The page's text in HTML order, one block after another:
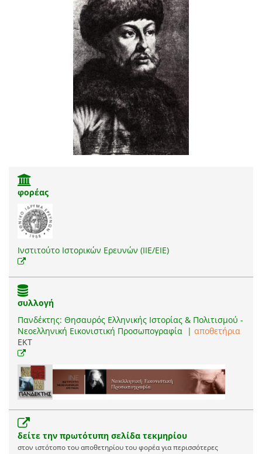
φορέας
Ινστιτούτο Ιστορικών Ερευνών (ΙΙΕ/ΕΙΕ)
συλλογή
Πανδέκτης: Θησαυρός Ελληνικής Ιστορίας & Πολιτισμού -
Νεοελληνική Εικονιστική Προσωπογραφία | αποθετήρια
EKT
δείτε την πρωτότυπη σελίδα τεκμηρίου
στον ιστότοπο του αποθετηρίου του φορέα για περισσότερες